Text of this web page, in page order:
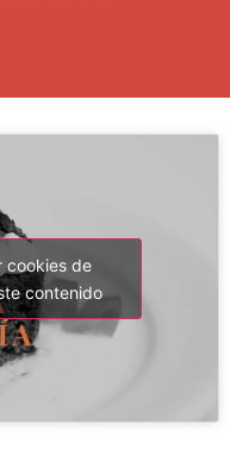
cookies de
contenido